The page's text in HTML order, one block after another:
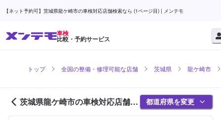
【ネット予約可】茨城県龍ケ崎市の車検対応店舗検索なら (1ページ目) | メンテモ
車検
比較・予約サービス
トップ 全国の整備・修理可能な店舗 茨城県 龍ケ崎市
茨城県龍ケ崎市の車検対応店舗紹
介 (1ページ目)
都道府県を変更